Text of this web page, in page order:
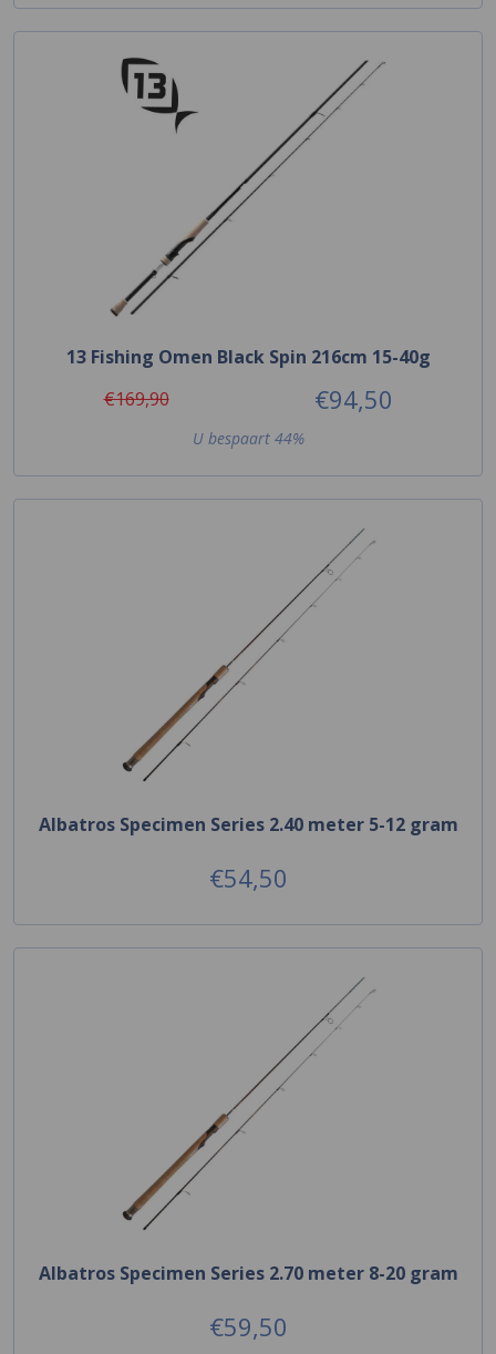
13 Fishing Omen Black Spin 216cm 15-40g
€169,90
€94,50
U bespaart 44%
Albatros Specimen Series 2.40 meter 5-12 gram
€54,50
Albatros Specimen Series 2.70 meter 8-20 gram
€59,50